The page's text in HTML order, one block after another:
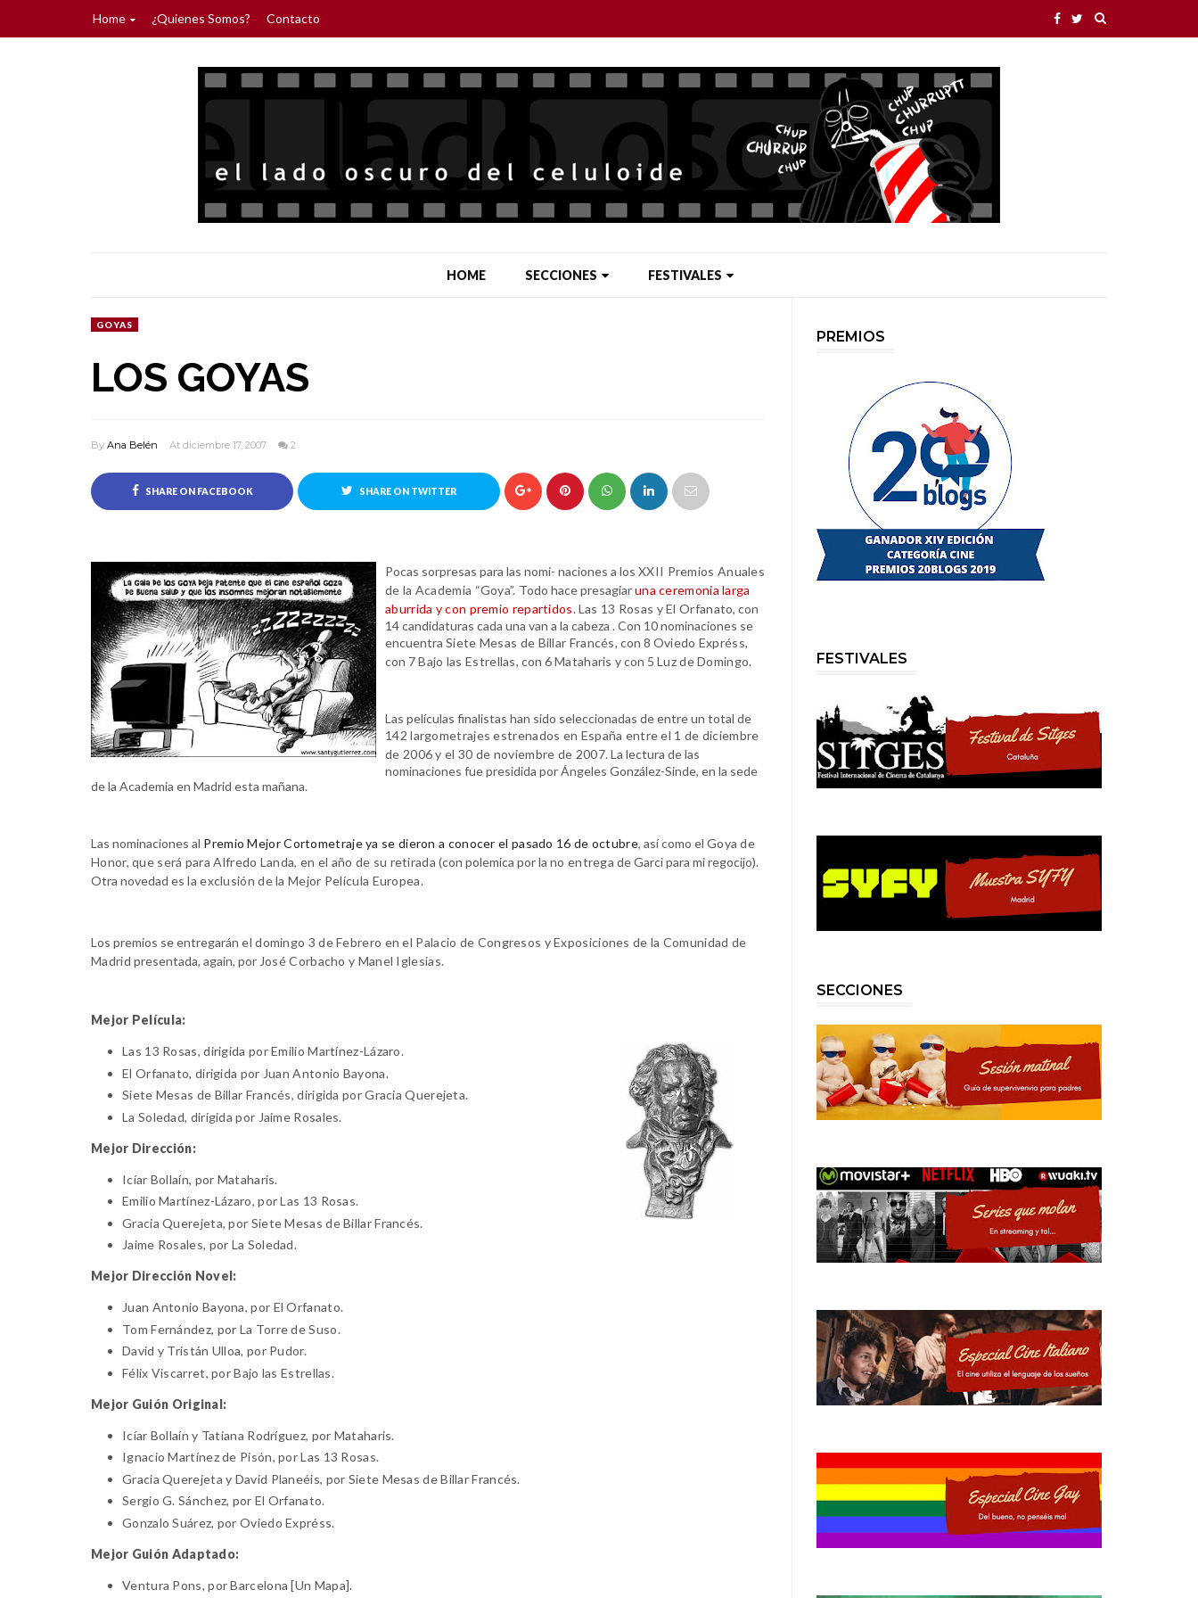
Home ¿Quienes Somos? Contacto
HOME SECCIONES FESTIVALES
GOYAS
LOS GOYAS
By Ana Belén At diciembre 17, 2007 2
SHARE ON FACEBOOK SHARE ON TWITTER
Pocas sorpresas para las nomi- naciones a los XXII Premios Anuales
de la Academia “Goya”. Todo hace presagiaruna ceremonia larga
aburrida y con premio repartidos.Las 13 Rosas y El Orfanato, con
14 candidaturas cada una van a la cabeza . Con 10 nominaciones se
encuentra Siete Mesas de Billar Francés, con 8 Oviedo Expréss,
con 7Bajo las Estrellas, con 6Mataharis y con 5 Luz de Domingo.
Las películas finalistas han sido seleccionadas de entre un total de
142 largometrajes estrenados en España entre el 1 de diciembre
de 2006 y el 30 de noviembre de 2007.La lectura de las
nominaciones fue presidida por Ángeles González-Sinde, en la sede
de la Academia en Madrid esta mañana.
Las nominaciones al Premio Mejor Cortometraje ya se dieron a conocer el pasado 16 de octubre, así como el Goya de
Honor, que será para Alfredo Landa, en el año de su retirada (con polemica por la no entrega de Garci para mi regocijo).
Otra novedad es la exclusión de la Mejor Película Europea.
Los premios se entregarán el domingo 3 de Febrero en el Palacio de Congresos y Exposiciones de la Comunidad de
Madridpresentada, again, por José Corbacho y Manel Iglesias.
Mejor Película:
Las 13 Rosas, dirigida por Emilio Martínez-Lázaro.
El Orfanato, dirigida por Juan Antonio Bayona.
Siete Mesas de Billar Francés, dirigida por Gracia Querejeta.
La Soledad, dirigida por Jaime Rosales.
Mejor Dirección:
Icíar Bollaín, por Mataharis.
Emilio Martínez-Lázaro, por Las 13 Rosas.
Gracia Querejeta, por Siete Mesas de Billar Francés.
Jaime Rosales, por La Soledad.
Mejor Dirección Novel:
Juan Antonio Bayona, por El Orfanato.
Tom Fernández, por La Torre de Suso.
David y Tristán Ulloa, por Pudor.
Félix Viscarret, por Bajo las Estrellas.
Mejor Guión Original:
Icíar Bollaíny Tatiana Rodríguez, por Mataharis.
Ignacio Martínez de Pisón, por Las 13 Rosas.
Gracia Querejetay David Planeéis, por Siete Mesas de Billar Francés.
Sergio G. Sánchez, por El Orfanato.
Gonzalo Suárez, por Oviedo Expréss.
Mejor Guión Adaptado:
Ventura Pons, por Barcelona [Un Mapa].
PREMIOS
FESTIVALES
SECCIONES